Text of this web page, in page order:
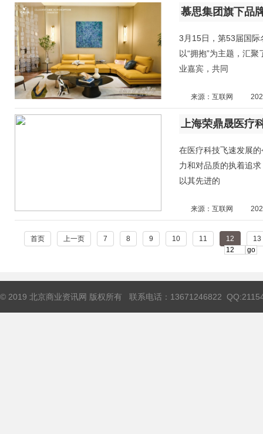
慕思集团旗下品
3月15日，第53届国际
以“拥抱”为主题，汇
业嘉宾，共同
来源：互联网
上海荣鼎晟医疗
在医疗科技飞速发展
力和对品质的执着追
以其先进的
来源：互联网
首页 上一页 7 8 9 10 11 12 13
© 2019 北京商业资讯网 版权所有 联系电话：13671246822